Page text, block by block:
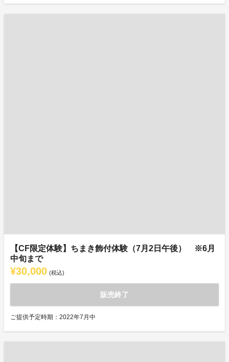
【CF限定体験】ちまき飾付体験（7月2日午後） ※6月
中旬まで
¥30,000 (税込)
販売終了
ご提供予定時期：2022年7月中